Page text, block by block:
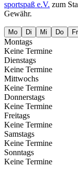
sportspaß e.V. zum
Gewähr.
Mo Di Mi Do Fr
Montags
Keine Termine
Dienstags
Keine Termine
Mittwochs
Keine Termine
Donnerstags
Keine Termine
Freitags
Keine Termine
Samstags
Keine Termine
Sonntags
Keine Termine